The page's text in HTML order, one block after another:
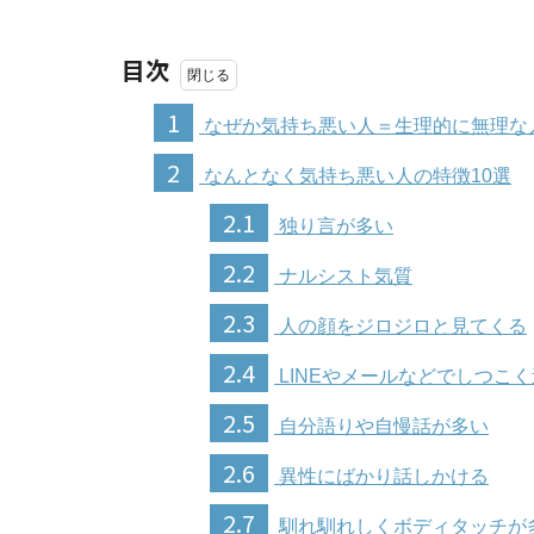
目次
1
なぜか気持ち悪い人＝生理的に無理な
2 なんとなく気持ち悪い人の特徴10選
2.1 独り言が多い
2.2 ナルシスト気質
2.3 人の顔をジロジロと見てくる
2.4 LINEやメールなどでしつこ
2.5 自分語りや自慢話が多い
2.6 異性にばかり話しかける
2.7 馴れ馴れしくボディタッチが